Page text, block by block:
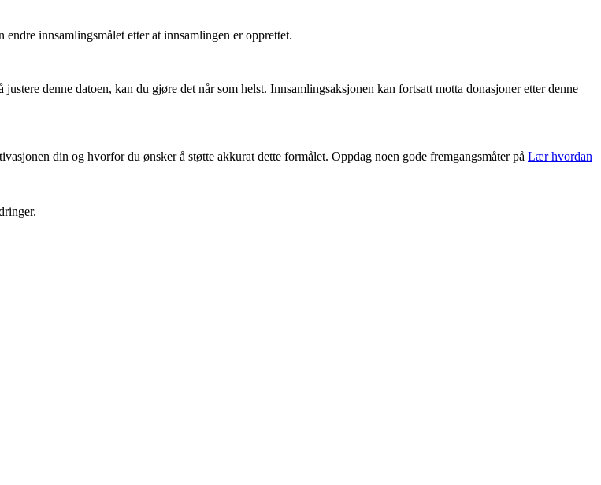
innsamlingsmålet etter at innsamlingen er opprettet.
denne datoen, kan du gjøre det når som helst. Innsamlingsaksjonen kan fortsatt motta donasjoner etter denne
din og hvorfor du ønsker å støtte akkurat dette formålet. Oppdag noen gode fremgangsmåter på Lær hvordan